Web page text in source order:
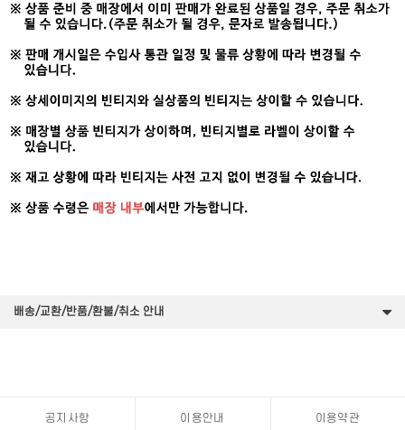
배송/교환/반품/환불/취소 안내
공지사항 이용안내 이용약관